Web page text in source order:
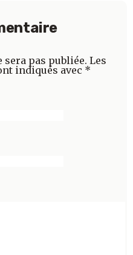
sera pas publiée. Les
indiqués avec *